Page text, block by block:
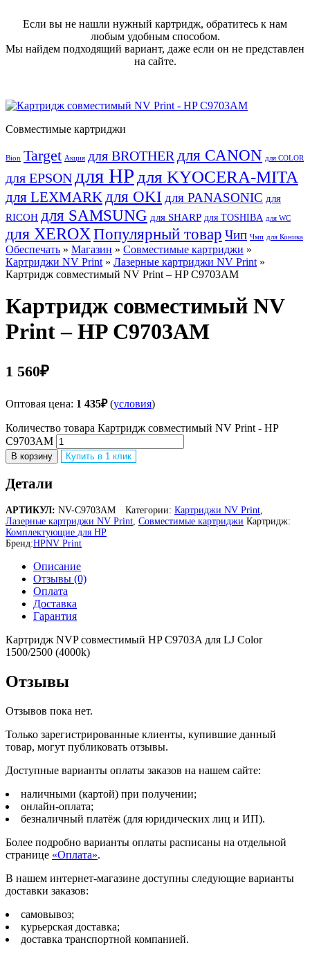
Если вы не нашли нужный картридж, обратитесь к нам
любым удобным способом.
Мы найдем подходящий вариант, даже если он не представлен
на сайте.
Совместимые картриджи
Bion Target Акция для BROTHER для CANON для COLOR
для EPSON для HP для KYOCERA-MITA
для LEXMARK для OKI для PANASONIC для
RICOH для SAMSUNG для SHARP для TOSHIBA для WC
для XEROX Популярный товар Чип Чмп для Коника
Обеспечать » Магазин » Совместимые картриджи »
Картриджи NV Print » Лазерные картриджи NV Print »
Картридж совместимый NV Print – HP C9703AM
Картридж совместимый NV
Print – HP C9703AM
1 560₽
Оптовая цена: 1 435₽(условия)
Количество товара Картридж совместимый NV Print - HP
C9703AM
В корзину Купить в 1 клик
Детали
АРТИКУЛ: NV-C9703AM Категории: Картриджи NV Print
Лазерные картриджи NV Print Совместимые картриджи Картридж:
Комплектующие для HP
Бренд:HPNV Print
Описание
Отзывы (0)
Оплата
Доставка
Гарантия
Картридж NVP совместимый HP C9703A для LJ Color
1500/2500 (4000k)
Отзывы
Отзывов пока нет.
Только зарегистрированные клиенты, купившие данный
товар, могут публиковать отзывы.
Доступные варианты оплаты заказов на нашем сайте:
наличными (картой) при получении;
онлайн-оплата;
безналичный платёж (для юридических лиц и ИП).
Более подробно варианты оплаты расписаны на отдельной
странице «Оплата».
В нашем интернет-магазине доступны следующие варианты
доставки заказов:
самовывоз;
курьерская доставка;
доставка транспортной компанией.